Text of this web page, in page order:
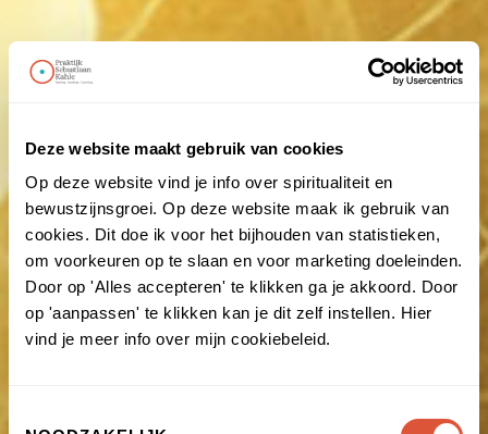
Deze website maakt gebruik van cookies
Op deze website vind je info over spiritualiteit en
bewustzijnsgroei. Op deze website maak ik gebruik van
cookies. Dit doe ik voor het bijhouden van statistieken,
om voorkeuren op te slaan en voor marketing doeleinden.
Door op 'Alles accepteren' te klikken ga je akkoord. Door
op 'aanpassen' te klikken kan je dit zelf instellen. Hier
vind je meer info over mijn cookiebeleid.